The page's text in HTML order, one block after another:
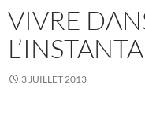
VIVRE
3 JUILLET 2013